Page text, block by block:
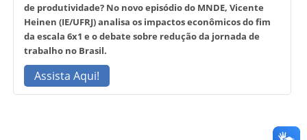
de produtividade? No novo episódio do MNDE, Vicente
Heinen (IE/UFRJ) analisa os impactos econômicos do fim
da escala 6x1 e o debate sobre redução da jornada de
trabalho no Brasil.
Assista Aqui!